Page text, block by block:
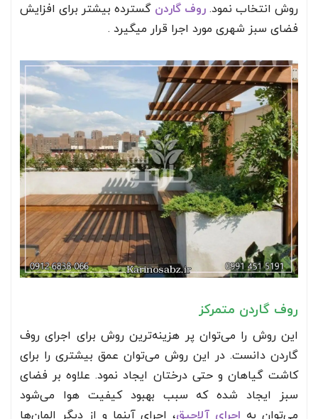
روش انتخاب نمود. روف گاردن گسترده بیشتر برای افزایش
فضای سبز شهری مورد اجرا قرار میگیرد .
روف گاردن متمرکز
این روش را می‌توان پر هزینه‌ترین روش برای اجرای روف
گاردن دانست. در این روش می‌توان عمق بیشتری را برای
کاشت گیاهان و حتی درختان ایجاد نمود. علاوه بر فضای
سبز ایجاد شده که سبب بهبود کیفیت هوا می‌شود
می‌توان به اجرای آلاچیق، اجرای آبنما و از دیگر المان‌ها